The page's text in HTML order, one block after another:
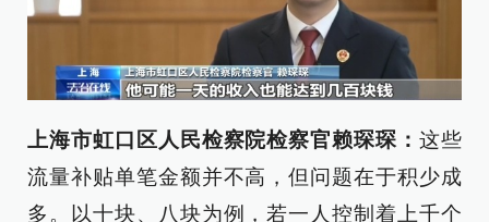
上海市虹口区人民检察院检察官赖琛琛：这些
流量补贴单笔金额并不高，但问题在于积少成
多。以十块、八块为例，若一人控制着上千个